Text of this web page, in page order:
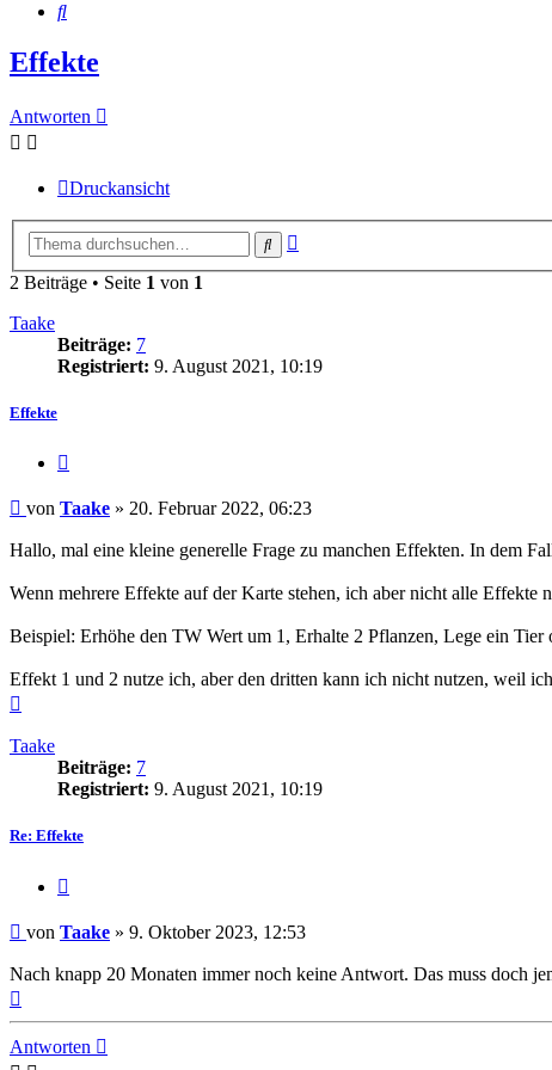
Suche
Effekte
Antworten
Druckansicht
Suche
2 Beiträge • Seite 1 von 1
Taake
Beiträge: 7
Registriert: 9. August 2021, 10:19
Effekte
Beitrag
von Taake » 20. Februar 2022, 06:23
Hallo, mal eine kleine generelle Frage zu manchen Effekten. In dem
Wenn mehrere Effekte auf der Karte stehen, ich aber nicht alle Effekte
Beispiel: Erhöhe den TW Wert um 1, Erhalte 2 Pflanzen, Lege ein
Effekt 1 und 2 nutze ich, aber den dritten kann ich nicht nutzen, weil
Taake
Beiträge: 7
Registriert: 9. August 2021, 10:19
Re: Effekte
Beitrag
von Taake » 9. Oktober 2023, 12:53
Nach knapp 20 Monaten immer noch keine Antwort. Das muss doch
Antworten